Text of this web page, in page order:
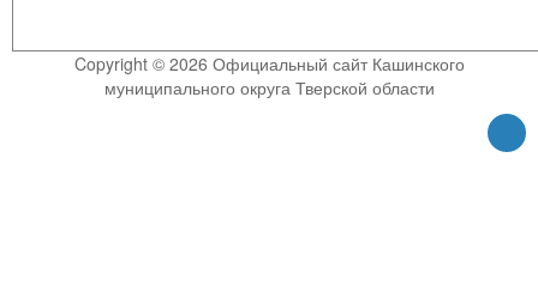
Copyright © 2026 Официальный сайт Кашинского
муниципального округа Тверской области